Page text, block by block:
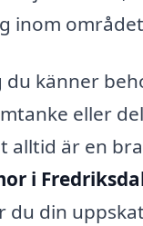
inom
du känner
eller
alltid är en
i
du din